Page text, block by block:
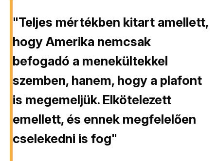
"Teljes mértékben kitart amellett,
hogy Amerika nemcsak
befogadó a menekültekkel
szemben, hanem, hogy a plafont
is megemeljük. Elkötelezett
emellett, és ennek megfelelően
cselekedni is fog"